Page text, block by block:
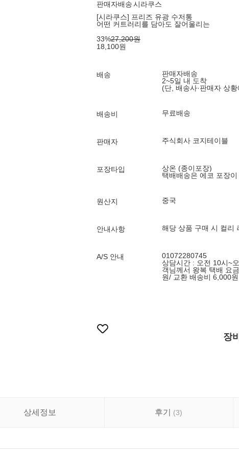
판매자배송시라쿠스
[시라쿠스] 프리즈 유광 수저통
어떤 커트러리를 담아도 잘어울리는
33%27,200원
18,100원
배송
판매자배송
2~5일 내 도착
(단, 배송사·판매자 상
배송비 무료배송
판매자 주식회사 코지테이블
포장타입
상온 (종이포장)
택배배송은 에코 포장
원산지 중국
안내사항 해당 상품 구매 시 컬리
A/S 안내
01072280745
상담시간 : 오전 10시~
객님께서 왕복 택배 요
원/ 교환 배송비 6,000원
장
상세정보 후기 (3)